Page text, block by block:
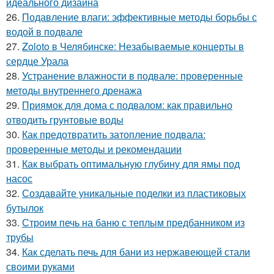
26. Подавление влаги: эффективные методы борьбы с
водой в подвале
27. Zoloto в Челябинске: Незабываемые концерты в
сердце Урала
28. Устранение влажности в подвале: проверенные
методы внутреннего дренажа
29. Приямок для дома с подвалом: как правильно
отводить грунтовые воды
30. Как предотвратить затопление подвала:
проверенные методы и рекомендации
31. Как выбрать оптимальную глубину для ямы под
насос
32. Создавайте уникальные поделки из пластиковых
бутылок
33. Строим печь на баню с теплым предбанником из
трубы
34. Как сделать печь для бани из нержавеющей стали
своими руками